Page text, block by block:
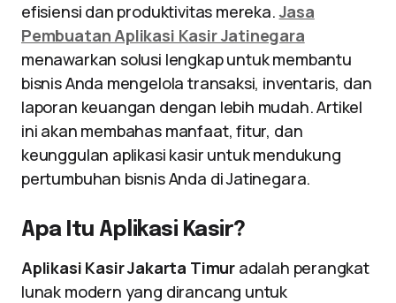
efisiensi dan produktivitas mereka. Jasa
Pembuatan Aplikasi Kasir Jatinegara
menawarkan solusi lengkap untuk membantu
bisnis Anda mengelola transaksi, inventaris, dan
laporan keuangan dengan lebih mudah. Artikel
ini akan membahas manfaat, fitur, dan
keunggulan aplikasi kasir untuk mendukung
pertumbuhan bisnis Anda di Jatinegara.
Apa Itu Aplikasi Kasir?
Aplikasi Kasir Jakarta Timuradalah perangkat
lunak modern yang dirancang untuk